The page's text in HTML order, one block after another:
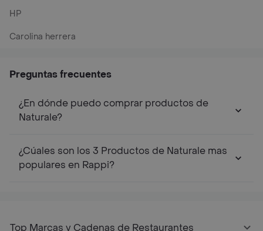
HP
Carolina herrera
Preguntas frecuentes
¿En dónde puedo comprar productos de
Naturale?
¿Cúales son los 3 Productos de Naturale mas
populares en Rappi?
Top Marcas y Cadenas de Restaurantes